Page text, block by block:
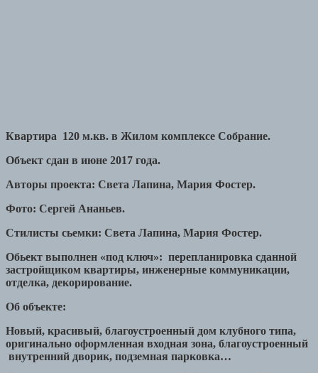
Квартира 120 м.кв. в Жилом комплексе Собрание.
Объект сдан в июне 2017 года.
Авторы проекта: Света Лапина, Мария Фостер.
Фото: Сергей Ананьев.
Стилисты сьемки: Света Лапина, Мария Фостер.
Обьект выполнен «под ключ»: перепланировка сданной
застройщиком квартиры, инженерные коммуникации,
отделка, декорирование.
Об объекте:
Новый, красивый, благоустроенный дом клубного типа,
оригинально оформленная входная зона, благоустроенный
внутренний дворик, подземная парковка…